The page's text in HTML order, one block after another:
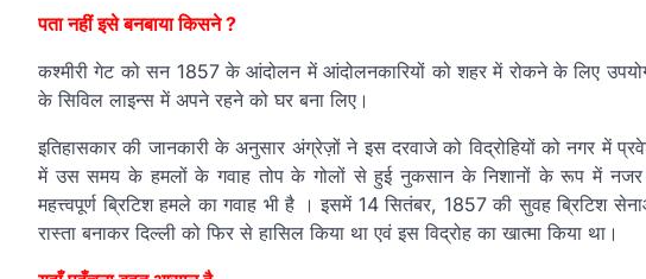
पता नहीं इसे बनबाया किसने ?
कश्मीरी गेट को सन 1857 के आंदोलन में आंदोलनकारियों को शहर में रोकने के लिए
के सिविल लाइन्स में अपने रहने को घर बना लिए।
इतिहासकार की जानकारी के अनुसार अंग्रेज़ों ने इस दरवाजे को विद्रोहियों को नगर में
में उस समय के हमलों के गवाह तोप के गोलों से हुई नुकसान के निशानों के रूप में
महत्त्वपूर्ण ब्रिटिश हमले का गवाह भी है । इसमें 14 सितंबर, 1857 की सुवह ब्रिटिश
रास्ता बनाकर दिल्ली को फिर से हासिल किया था एवं इस विद्रोह का खात्मा किया था।